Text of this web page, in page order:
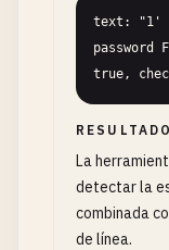
text: "1'
password
true,
RESULTADO
La
detectar la
combinada
de línea.